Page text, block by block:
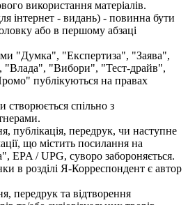
використання матеріалів.
інтернет - видань) - повинна бути
або в першому абзаці
"Думка", "Експертиза", "Заява",
"Влада", "Вибори", "Тест-драйв",
публікуються на правах
створюється спільно з
публікація, передрук, чи наступне
що містить посилання на
EPA / UPG, суворо забороняється.
в розділі Я-Корреспондент є автор
передрук та відтворення